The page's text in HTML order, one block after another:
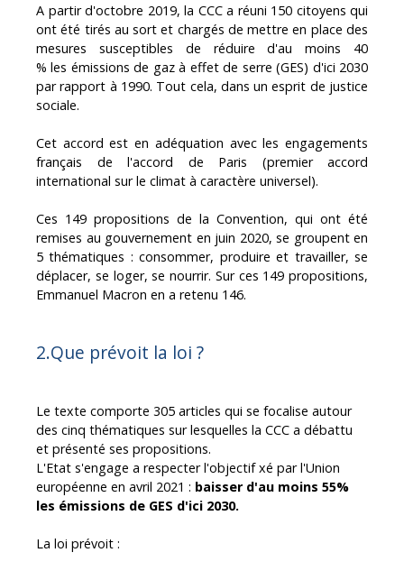
A partir d'octobre 2019, la CCC a réuni 150 citoyens qui
ont été tirés au sort et chargés de mettre en place des
mesures susceptibles de réduire d'au moins 40
% les émissions de gaz à effet de serre (GES) d'ici 2030
par rapport à 1990. Tout cela, dans un esprit de justice
sociale.
Cet accord est en adéquation avec les engagements
français de l'accord de Paris (premier accord
international sur le climat à caractère universel).
Ces 149 propositions de la Convention, qui ont été
remises au gouvernement en juin 2020, se groupent en
5 thématiques : consommer, produire et travailler, se
déplacer, se loger, se nourrir. Sur ces 149 propositions,
Emmanuel Macron en a retenu 146.
2.Que prévoit la loi ?
Le texte comporte 305 articles qui se focalise autour
des cinq thématiques sur lesquelles la CCC a débattu
et présenté ses propositions.
L'Etat s'engage a respecter l'objectif fixé par l'Union
européenne en avril 2021 : baisser d'au moins 55%
les émissions de GES d'ici 2030.
La loi prévoit :